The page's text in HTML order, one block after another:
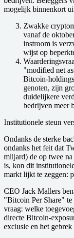
mogelijk binnenkort
Zwakke
vanaf de
instroom is
wijst op
"modified net
Bitcoin-
genoten, zijn
duidelijkere
bedrijven meer
Institutionele steun
Ondanks de sterke
ondanks het feit dat
miljard) de op twee
is, kon dit
markt lijkt te zeggen:
CEO Jack Mallers
"Bitcoin Per Share"
vraag: welke
directe Bitcoin-
exclusie en het